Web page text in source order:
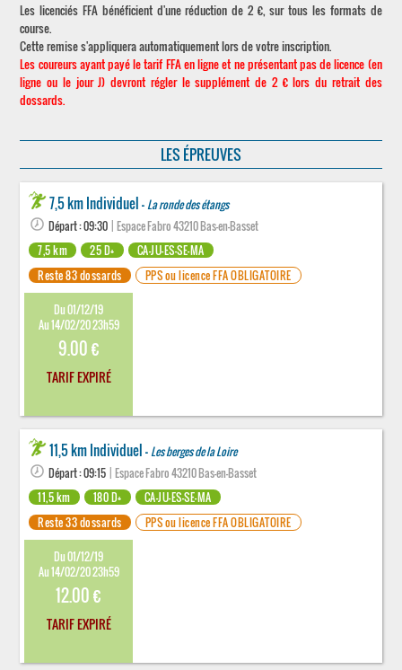
Les licenciés FFA bénéficient d'une réduction de 2 €, sur tous les formats de
course.
Cette remise s'appliquera automatiquement lors de votre inscription.
Les coureurs ayant payé le tarif FFA en ligne et ne présentant pas de licence (en
ligne ou le jour J) devront régler le supplément de 2 € lors du retrait des
dossards.
LES ÉPREUVES
7,5 km Individuel - La ronde des étangs
Départ : 09:30 | Espace Fabro 43210 Bas-en-Basset
7,5 km
25 D+
CA-JU-ES-SE-MA
Reste 83 dossards
PPS ou licence FFA OBLIGATOIRE
Du 01/12/19
Au 14/02/20 23h59
9.00 €
TARIF EXPIRÉ
11,5 km Individuel - Les berges de la Loire
Départ : 09:15 | Espace Fabro 43210 Bas-en-Basset
11,5 km
180 D+
CA-JU-ES-SE-MA
Reste 33 dossards
PPS ou licence FFA OBLIGATOIRE
Du 01/12/19
Au 14/02/20 23h59
12.00 €
TARIF EXPIRÉ